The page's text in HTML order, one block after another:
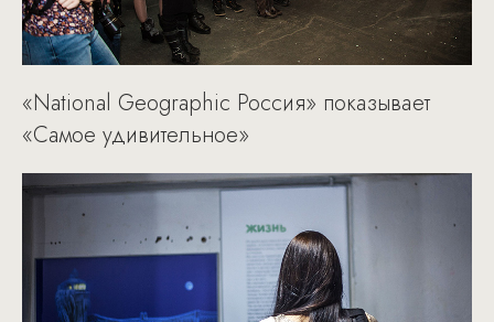
«National Geographic Россия» показывает
«Самое удивительное»